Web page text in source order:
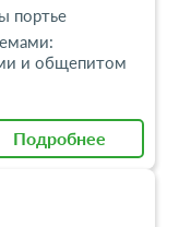
портье
и общепитом
Подробнее